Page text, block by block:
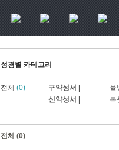
성경별 카테고리
전체 (0) 구약성서 |
율
신약성서 |
복
전체 (0)